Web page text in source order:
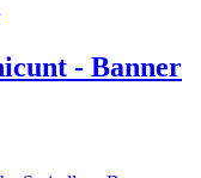
- Banner